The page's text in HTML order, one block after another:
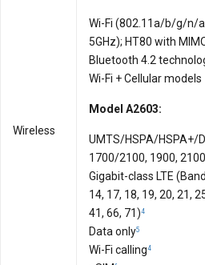
Wireless
Wi-Fi (802.11a/b/g/n/
5GHz); HT80 with
Bluetooth 4.2
Wi-Fi + Cellular models
Model A2603:
UMTS/HSPA/HSPA+/
1700/2100, 1900,
Gigabit-class LTE
14, 17, 18, 19, 20, 21,
41, 66, 71)4
Data only5
Wi-Fi calling4